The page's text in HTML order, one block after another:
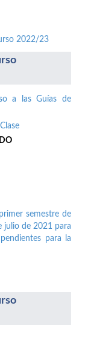
2022/23
a las Guías de
semestre de
julio de 2021 para
para la